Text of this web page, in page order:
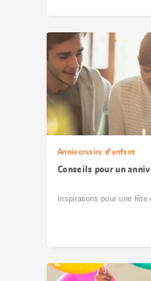
Anniversaire d’enfant
Conseils pour un
Inspirations pour une fête